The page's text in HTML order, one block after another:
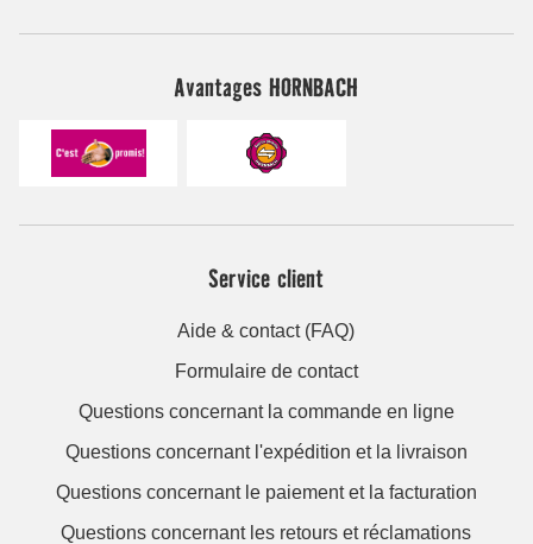
Avantages HORNBACH
Service client
Aide & contact (FAQ)
Formulaire de contact
Questions concernant la commande en ligne
Questions concernant l'expédition et la livraison
Questions concernant le paiement et la facturation
Questions concernant les retours et réclamations